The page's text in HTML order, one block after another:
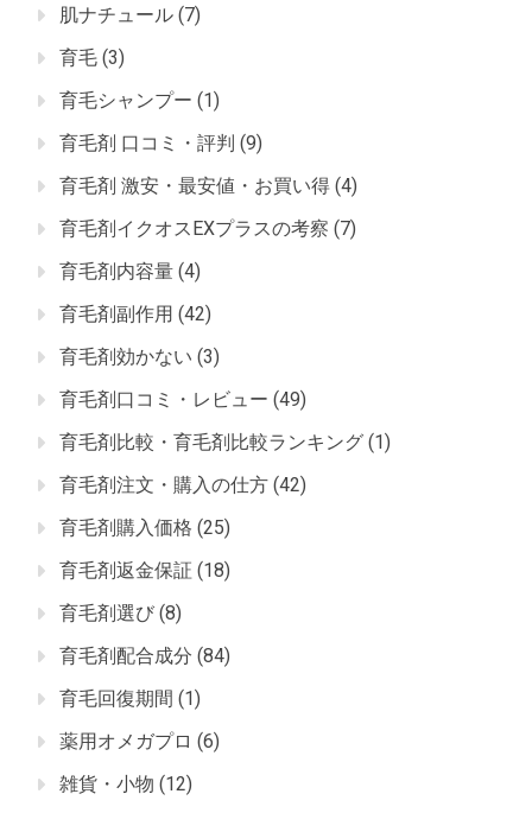
肌ナチュール (7)
育毛 (3)
育毛シャンプー (1)
育毛剤 口コミ・評判 (9)
育毛剤 激安・最安値・お買い得 (4)
育毛剤イクオスEXプラスの考察 (7)
育毛剤内容量 (4)
育毛剤副作用 (42)
育毛剤効かない (3)
育毛剤口コミ・レビュー (49)
育毛剤比較・育毛剤比較ランキング (1)
育毛剤注文・購入の仕方 (42)
育毛剤購入価格 (25)
育毛剤返金保証 (18)
育毛剤選び (8)
育毛剤配合成分 (84)
育毛回復期間 (1)
薬用オメガプロ (6)
雑貨・小物 (12)